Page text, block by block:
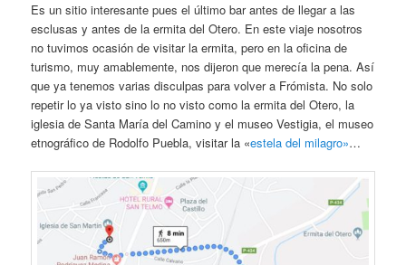
Es un sitio interesante pues el último bar antes de llegar a las
esclusas y antes de la ermita del Otero. En este viaje nosotros
no tuvimos ocasión de visitar la ermita, pero en la oficina de
turismo, muy amablemente, nos dijeron que merecía la pena. Así
que ya tenemos varias disculpas para volver a Frómista. No solo
repetir lo ya visto sino lo no visto como la ermita del Otero, la
iglesia de Santa María del Camino y el museo Vestigia, el museo
etnográfico de Rodolfo Puebla, visitar la «estela del milagro»…